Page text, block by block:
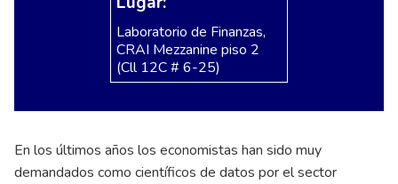
Laboratorio de Finanzas,
CRAI Mezzanine piso 2
(Cll 12C # 6-25)
En los últimos años los economistas han sido muy
demandados como científicos de datos por el sector